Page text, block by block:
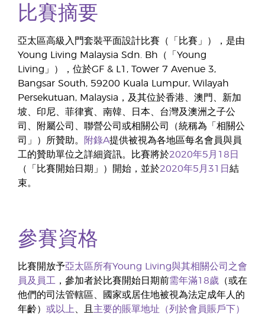
比賽摘要
亞太區高級入門套裝平面設計比賽（「比賽」），是由
Young Living Malaysia Sdn. Bh（「Young
Living」），位於GF & L1, Tower 7 Avenue 3,
Bangsar South, 59200 Kuala Lumpur, Wilayah
Persekutuan, Malaysia，及其位於香港、澳門、新加
坡、印尼、菲律賓、南韓、日本、台灣及澳洲之子公
司、附屬公司、聯營公司或相關公司（統稱為「相關公
司」）所贊助。
附錄A提供被視為各地區每名會員與員
工的贊助單位之詳細資訊。比賽將於2020年5月18日
（「比賽開始日期」）開始，並於2020年5月31日 結
束。
參賽資格
比賽開放予亞太區所有Young Living與其相關公司之會
員及員工 ，參加者於比賽開始日期前需年滿18歲 （或在
他們的司法管轄區、國家或居住地被視為法定成年人的
年齡） 或以上、且 主要的賬單地址（列於會員賬戶下）